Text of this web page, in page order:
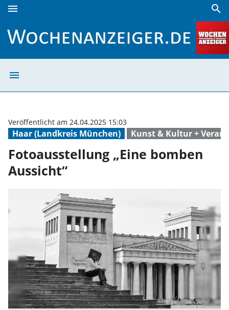
menu search
menu
Haar (Landkreis München) Kunst & Kultur +
Veröffentlicht am 24.04.2025 15:03
Fotoausstellung „Eine bomben
Aussicht“